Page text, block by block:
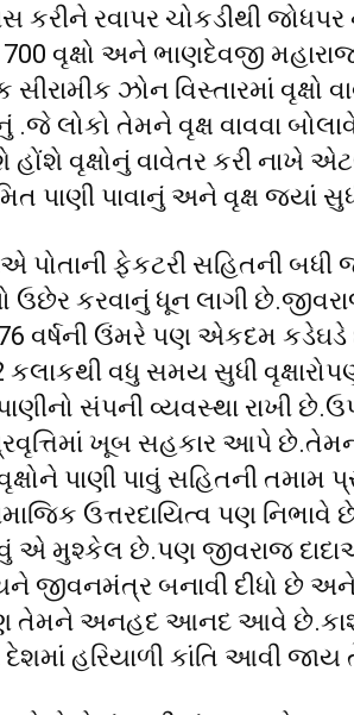
કરીને રવાપર ચોકડીથી જોધપર
700 વૃક્ષો અને ભાણદેવજી
ઝોન વિસ્તારમાં વૃક્ષો
.જે લોકો તેમને વૃક્ષ વાવવા
વૃક્ષોનું વાવેતર કરી નાખે
પાણી પાવાનું અને વૃક્ષ જ્યાં
પોતાની ફેકટરી સહિતની
ઉછેર કરવાનું ધૂન લાગી
ઉંમરે પણ એકદમ કડેઘડે
વધુ સમય સુધી
સંપની વ્યવસ્થા રાખી
ખૂબ સહકાર આપે
વૃક્ષોને પાણી પાવું સહિતની
ઉત્તરદાયિત્વ પણ
મુશ્કેલ છે.પણ જીવરાજ દાદાએ
જીવનમંત્ર બનાવી દીધો છે
તેમને અનહદ આનદ આવે
દેશમાં હરિયાળી કાંતિ આવી